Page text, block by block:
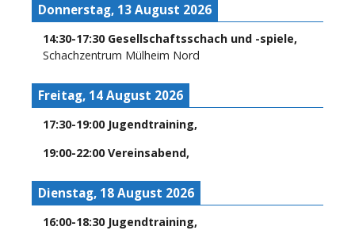
Donnerstag, 13 August 2026
14:30-17:30 Gesellschaftsschach und -spiele,
Schachzentrum Mülheim Nord
Freitag, 14 August 2026
17:30-19:00 Jugendtraining,
19:00-22:00 Vereinsabend,
Dienstag, 18 August 2026
16:00-18:30 Jugendtraining,